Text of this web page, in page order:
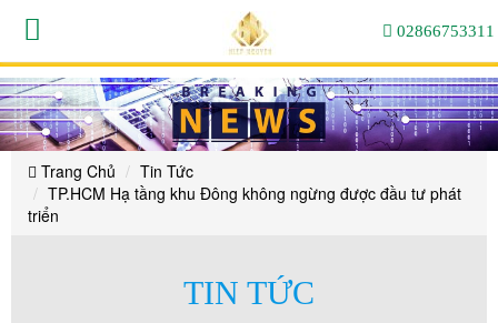
TP.HCM
Hạ
tầng
khu
Đông
không
TP.HCM
Hạ
tầng
khu
Đông
không
ngừng
TP.HCM
Hạ
tầng
khu
Đông
không
ngừng
được
khu
Đông
không
ngừng
được
đầu
phát
tầng
khu
Đông
không
ngừng
được
đầu
tư
phát
tầng
Đông
không
ngừng
được
đầu
tư
phát
02866753311
Trang Chủ
Tin Tức
TP.HCM Hạ tầng khu Đông không ngừng được đầu tư phát
triển
TIN TỨC